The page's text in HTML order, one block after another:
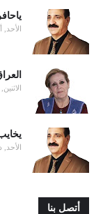
الأحد,
الاثنين,
الأحد,
أتصل بنا